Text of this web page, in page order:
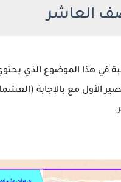
العاشر
في هذا الموضوع الذي
الأول مع بالإجابة